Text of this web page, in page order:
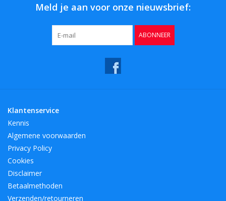
Meld je aan voor onze nieuwsbrief:
ABONNEER
Klantenservice
Kennis
Algemene voorwaarden
Privacy Policy
Cookies
Disclaimer
Betaalmethoden
Verzenden/retourneren